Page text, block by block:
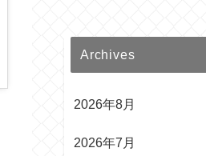
Archives
2026年8月
2026年7月